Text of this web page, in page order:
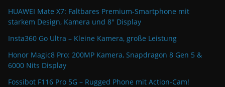
HUAWEI Mate X7: Faltbares Premium-Smartphone mit
starkem Design, Kamera und 8″ Display
Insta360 Go Ultra – Kleine Kamera, große Leistung
Honor Magic8 Pro: 200MP Kamera, Snapdragon 8 Gen 5 &
6000 Nits Display
Fossibot F116 Pro 5G – Rugged Phone mit Action-Cam!